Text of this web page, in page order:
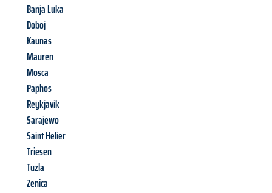
Banja Luka
Doboj
Kaunas
Mauren
Mosca
Paphos
Reykjavik
Sarajewo
Saint Helier
Triesen
Tuzla
Zenica